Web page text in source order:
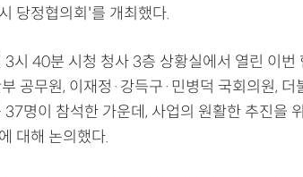
당정협의회'를 개최했다.
시 40분 시청 청사 3층 상황실에서 열린 이번
공무원, 이재정·강득구·민병덕 국회의원,
37명이 참석한 가운데, 사업의 원활한 추진을
대해 논의했다.